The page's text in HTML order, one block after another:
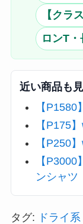
【クラ
ロンT
近い商品も
【
【P175
【P250
【
ンシャツ
タグ: ドライ